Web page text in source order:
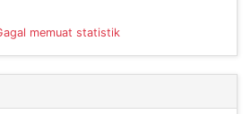
memuat statistik